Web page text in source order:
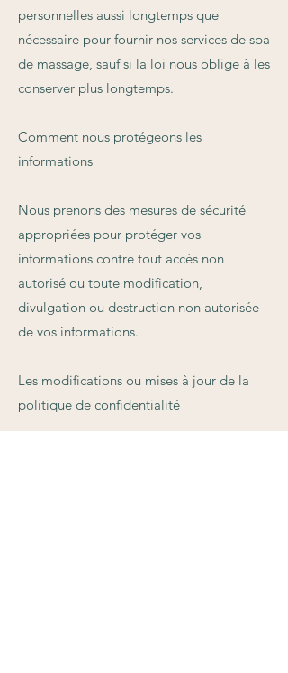
personnelles aussi longtemps que
nécessaire pour fournir nos services de spa
de massage, sauf si la loi nous oblige à les
conserver plus longtemps.
Comment nous protégeons les
informations
Nous prenons des mesures de sécurité
appropriées pour protéger vos
informations contre tout accès non
autorisé ou toute modification,
divulgation ou destruction non autorisée
de vos informations.
Les modifications ou mises à jour de la
politique de confidentialité